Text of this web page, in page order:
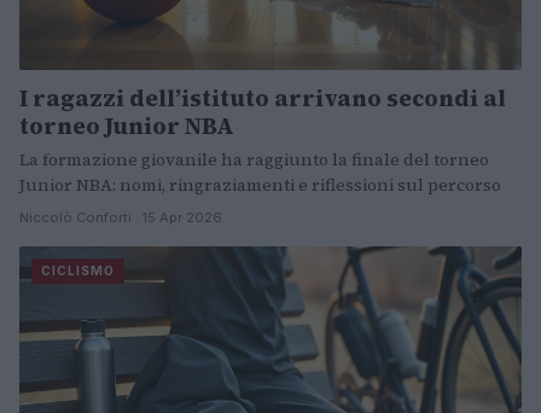
I ragazzi dell’istituto arrivano secondi al
torneo Junior NBA
La formazione giovanile ha raggiunto la finale del torneo
Junior NBA: nomi, ringraziamenti e riflessioni sul percorso
Niccolò Conforti · 15 Apr 2026
CICLISMO